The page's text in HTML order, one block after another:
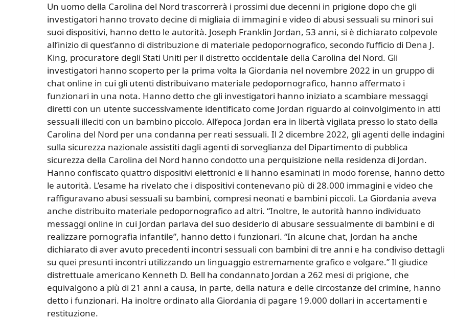
Un uomo della Carolina del Nord trascorrerà i prossimi due decenni in prigione dopo che gli
investigatori hanno trovato decine di migliaia di immagini e video di abusi sessuali su minori sui
suoi dispositivi, hanno detto le autorità. Joseph Franklin Jordan, 53 anni, si è dichiarato colpevole
all’inizio di quest’anno di distribuzione di materiale pedopornografico, secondo l’ufficio di Dena J.
King, procuratore degli Stati Uniti per il distretto occidentale della Carolina del Nord. Gli
investigatori hanno scoperto per la prima volta la Giordania nel novembre 2022 in un gruppo di
chat online in cui gli utenti distribuivano materiale pedopornografico, hanno affermato i
funzionari in una nota. Hanno detto che gli investigatori hanno iniziato a scambiare messaggi
diretti con un utente successivamente identificato come Jordan riguardo al coinvolgimento in atti
sessuali illeciti con un bambino piccolo. All’epoca Jordan era in libertà vigilata presso lo stato della
Carolina del Nord per una condanna per reati sessuali. Il 2 dicembre 2022, gli agenti delle indagini
sulla sicurezza nazionale assistiti dagli agenti di sorveglianza del Dipartimento di pubblica
sicurezza della Carolina del Nord hanno condotto una perquisizione nella residenza di Jordan.
Hanno confiscato quattro dispositivi elettronici e li hanno esaminati in modo forense, hanno detto
le autorità. L’esame ha rivelato che i dispositivi contenevano più di 28.000 immagini e video che
raffiguravano abusi sessuali su bambini, compresi neonati e bambini piccoli. La Giordania aveva
anche distribuito materiale pedopornografico ad altri. “Inoltre, le autorità hanno individuato
messaggi online in cui Jordan parlava del suo desiderio di abusare sessualmente di bambini e di
realizzare pornografia infantile”, hanno detto i funzionari. “In alcune chat, Jordan ha anche
dichiarato di aver avuto precedenti incontri sessuali con bambini di tre anni e ha condiviso dettagli
su quei presunti incontri utilizzando un linguaggio estremamente grafico e volgare.” Il giudice
distrettuale americano Kenneth D. Bell ha condannato Jordan a 262 mesi di prigione, che
equivalgono a più di 21 anni a causa, in parte, della natura e delle circostanze del crimine, hanno
detto i funzionari. Ha inoltre ordinato alla Giordania di pagare 19.000 dollari in accertamenti e
restituzione.